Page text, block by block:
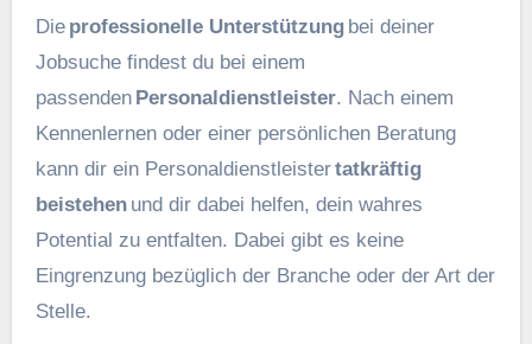
Die professionelle Unterstützungbei deiner
Jobsuche findest du bei einem
passenden Personaldienstleister. Nach einem
Kennenlernen oder einer persönlichen Beratung
kann dir ein Personaldienstleistertatkräftig
beistehenund dir dabei helfen, dein wahres
Potential zu entfalten. Dabei gibt es keine
Eingrenzung bezüglich der Branche oder der Art der
Stelle.